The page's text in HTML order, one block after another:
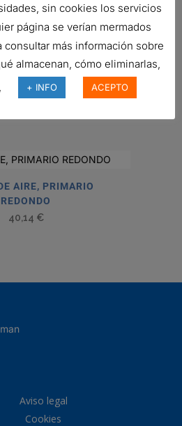
177,04€
FPG RADIALSEAL
AIRE, PRIMARIO
REDONDO
40,14 €
Aviso legal
Cookies
sin cookies los servicios
página se verían mermados
consultar más información sobre
almacenan, cómo eliminarlas,
+ INFO ACEPTO